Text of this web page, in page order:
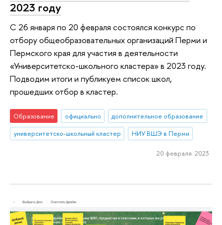
2023 году
С 26 января по 20 февраля состоялся конкурс по
отбору общеобразовательных организаций Перми и
Пермского края для участия в деятельности
«Университетско-школьного кластера» в 2023 году.
Подводим итоги и публикуем список школ,
прошедших отбор в кластер.
Образование официально
дополнительное образование
университетско-школьный кластер
НИУ ВШЭ в Перми
20 февраля 2023